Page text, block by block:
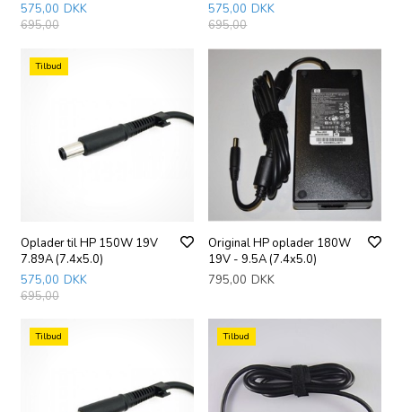
575,00 DKK
695,00
575,00 DKK
695,00
Tilbud
Oplader til HP 150W 19V
7.89A (7.4x5.0)
575,00 DKK
695,00
Original HP oplader 180W
19V - 9.5A (7.4x5.0)
795,00 DKK
Tilbud Tilbud